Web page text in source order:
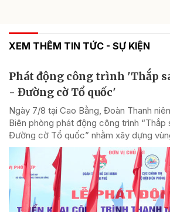
XEM THÊM TIN TỨC - SỰ KIỆN
Phát động công trình 'Thắp
- Đường cờ Tổ quốc'
Ngày 7/8 tại Cao Bằng, Đoàn Thanh
Biên phòng phát động công trình
Đường cờ Tổ quốc” nhằm xây dựng